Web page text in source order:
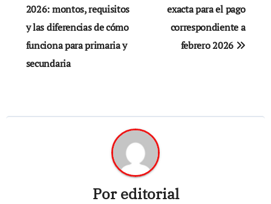
de
entradas
2026: montos, requisitos
y las diferencias de cómo
funciona para primaria y
secundaria
exacta para el pago
correspondiente a
febrero 2026
Poreditorial